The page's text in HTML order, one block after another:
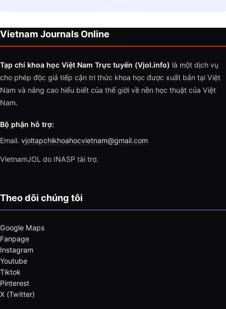
Vietnam Journals Online
Tạp chí khoa học Việt Nam Trực tuyến (Vjol.info) là một dịch vụ
cho phép độc giả tiếp cận tri thức khoa học được xuất bản tại Việt
Nam và nâng cao hiểu biết của thế giới về nền học thuật của Việt
Nam.
Bộ phận hỗ trợ:
Email. vjoltapchikhoahocvietnam@gmail.com
VietnamJOL do INASP tài trợ.
Theo dõi chúng tôi
Google Maps
Fanpage
Instagram
Youtube
Tiktok
Pinterest
X (Twitter)